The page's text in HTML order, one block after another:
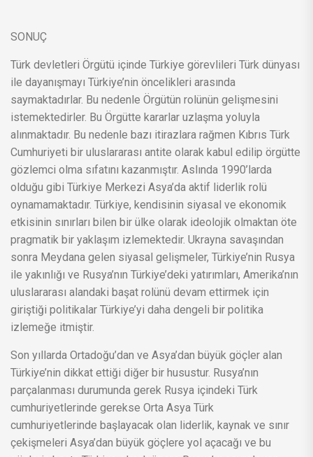
SONUÇ
Türk devletleri Örgütü içinde Türkiye görevlileri Türk dünyası
ile dayanışmayı Türkiye’nin öncelikleri arasında
saymaktadırlar. Bu nedenle Örgütün rolünün gelişmesini
istemektedirler. Bu Örgütte kararlar uzlaşma yoluyla
alınmaktadır. Bu nedenle bazı itirazlara rağmen Kıbrıs Türk
Cumhuriyeti bir uluslararası antite olarak kabul edilip örgütte
gözlemci olma sıfatını kazanmıştır. Aslında 1990’larda
olduğu gibi Türkiye Merkezi Asya’da aktif liderlik rolü
oynamamaktadır. Türkiye, kendisinin siyasal ve ekonomik
etkisinin sınırları bilen bir ülke olarak ideolojik olmaktan öte
pragmatik bir yaklaşım izlemektedir. Ukrayna savaşından
sonra Meydana gelen siyasal gelişmeler, Türkiye’nin Rusya
ile yakınlığı ve Rusya’nın Türkiye’deki yatırımları, Amerika’nın
uluslararası alandaki başat rolünü devam ettirmek için
giriştiği politikalar Türkiye’yi daha dengeli bir politika
izlemeğe itmiştir.
Son yıllarda Ortadoğu’dan ve Asya’dan büyük göçler alan
Türkiye’nin dikkat ettiği diğer bir husustur. Rusya’nın
parçalanması durumunda gerek Rusya içindeki Türk
cumhuriyetlerinde gerekse Orta Asya Türk
cumhuriyetlerinde başlayacak olan liderlik, kaynak ve sınır
çekişmeleri Asya’dan büyük göçlere yol açacağı ve bu